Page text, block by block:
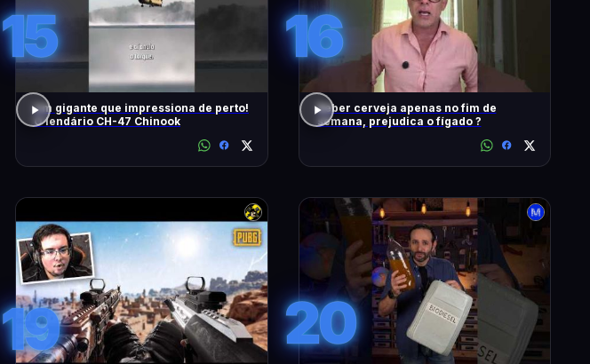
15
Um gigante que impressiona de perto!
O lendário CH-47 Chinook
16
Beber cerveja apenas no fim de
semana, prejudica o fígado ?
19 20